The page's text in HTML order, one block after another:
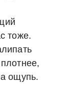
тоже.
ощупь.